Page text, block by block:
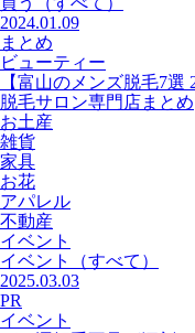
2024.01.09
まとめ
ビューティー
【富山のメンズ脱毛7
脱毛サロン専門店まとめ
お土産
雑貨
家具
お花
アパレル
不動産
イベント
イベント
（すべて）
2025.03.03
PR
イベント